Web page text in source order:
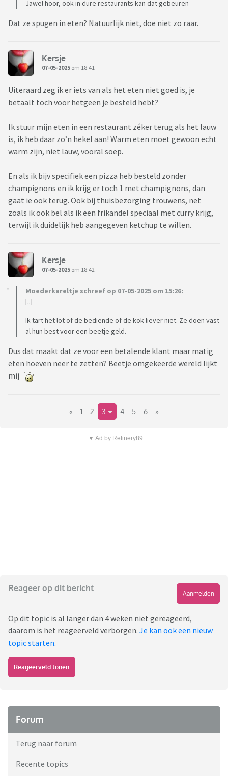
Jawel hoor, ook in dure restaurants kan dat gebeuren
Dat ze spugen in eten? Natuurlijk niet, doe niet zo raar.
Kersje
07-05-2025 om 18:41
Uiteraard zeg ik er iets van als het eten niet goed is, je
betaalt toch voor hetgeen je besteld hebt?
Ik stuur mijn eten in een restaurant zéker terug als het lauw
is, ik heb daar zo’n hekel aan! Warm eten moet gewoon echt
warm zijn, niet lauw, vooral soep.
En als ik bijv specifiek een pizza heb besteld zonder
champignons en ik krijg er toch 1 met champignons, dan
gaat ie ook terug. Ook bij thuisbezorging trouwens, net
zoals ik ook bel als ik een frikandel speciaal met curry krijg,
terwijl ik duidelijk heb aangegeven ketchup te willen.
Kersje
07-05-2025 om 18:42
Moederkareltje schreef op 07-05-2025 om 15:26:
[..]
Ik tart het lot of de bediende of de kok liever niet. Ze doen vast
al hun best voor een beetje geld.
Dus dat maakt dat ze voor een betalende klant maar matig
eten hoeven neer te zetten? Beetje omgekeerde wereld lijkt
mij
« 1 2 3 4 5 6 »
▼ Ad by Refinery89
Reageer op dit bericht
Aanmelden
Op dit topic is al langer dan 4 weken niet gereageerd,
daarom is het reageerveld verborgen. Je kan ook een nieuw
topic starten.
Reageerveld tonen
Forum
Terug naar forum
Recente topics